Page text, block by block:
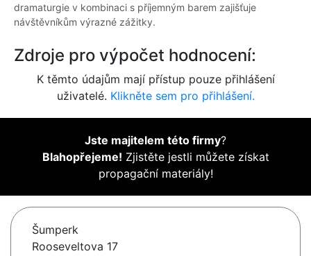
dramaturgie v kombinaci s příjemným barem zajišťuje
návštěvníkům výrazné zážitky.
Zdroje pro výpočet hodnocení:
K těmto údajům mají přístup pouze přihlášení
uživatelé. Klikněte sem pro přihlášení.
Jste majitelem této firmy?
Blahopřejeme! Zjistěte jestli můžete získat
propagační materiály!
Šumperk
Rooseveltova 17